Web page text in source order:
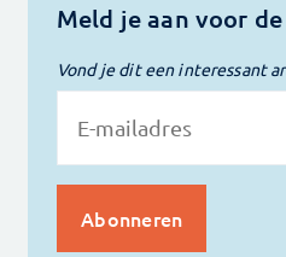
Meld je aan voor
Vond je dit een interessant